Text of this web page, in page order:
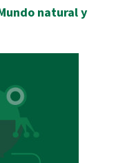
natural y